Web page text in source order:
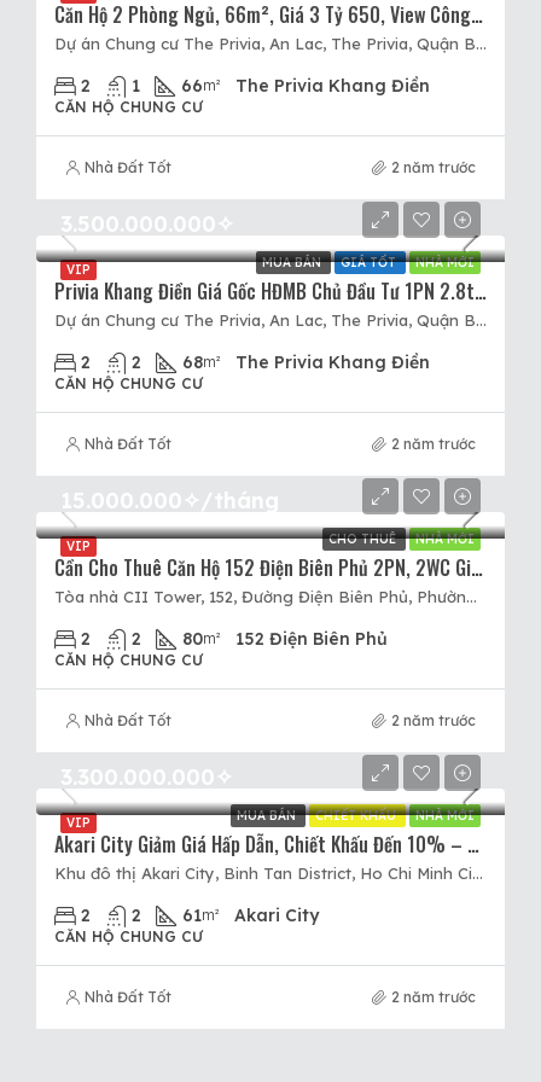
Căn Hộ 2 Phòng Ngủ, 66m², Giá 3 Tỷ 650, View Công Viên Lý Chiêu Hoàng, Lý Tưởng Cho Khách Hàng Hợp Hướng Tây Tứ Trạch.
Dự án Chung cư The Privia, An Lac, The Privia, Quận Bình Tân, Hồ Chí Minh
2 1 66m² The Privia Khang Điền
CĂN HỘ CHUNG CƯ
Nhà Đất Tốt 2 năm trước
VIP MUA BÁN GIÁ TỐT NHÀ MỚI
3.500.000.000✧
Privia Khang Điền Giá Gốc HĐMB Chủ Đầu Tư 1PN 2.8tỷ – 2PN 3.5tỷ – 3PN 4.2tỷ. Tầng Đẹp View Đẹp
Dự án Chung cư The Privia, An Lac, The Privia, Quận Bình Tân, Hồ Chí Minh
2 2 68m² The Privia Khang Điền
CĂN HỘ CHUNG CƯ
Nhà Đất Tốt 2 năm trước
VIP CHO THUÊ NHÀ MỚI
15.000.000✧/tháng
Cần Cho Thuê Căn Hộ 152 Điện Biên Phủ 2PN, 2WC Giá Tốt Chỉ 14tr/tháng, Nội Thất Cơ Bản
Tòa nhà CII Tower, 152, Đường Điện Biên Phủ, Phường 25, Quận Bình Thạnh, Thành phố Hồ Chí Minh, 72508, Việt Nam, 152 Điện Biên Phủ, Quận Bình Thạnh, Hồ Chí Minh
2 2 80m² 152 Điện Biên Phủ
CĂN HỘ CHUNG CƯ
Nhà Đất Tốt 2 năm trước
VIP MUA BÁN CHIẾT KHẤU NHÀ MỚI
3.300.000.000✧
Akari City Giảm Giá Hấp Dẫn, Chiết Khấu Đến 10% – Ưu Đãi Thêm Đến 160tr – Hỗ Trợ Lãi Vay 0%/18 Tháng
Khu đô thị Akari City, Binh Tan District, Ho Chi Minh City, Vietnam, Akari City, Quận Bình Tân, Hồ Chí Minh
2 2 61m² Akari City
CĂN HỘ CHUNG CƯ
Nhà Đất Tốt 2 năm trước